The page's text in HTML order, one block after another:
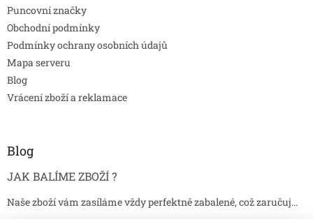
Puncovní značky
Obchodní podmínky
Podmínky ochrany osobních údajů
Mapa serveru
Blog
Vrácení zboží a reklamace
Blog
JAK BALÍME ZBOŽÍ ?
Naše zboží vám zasíláme vždy perfektně zabalené, což zaručuj...